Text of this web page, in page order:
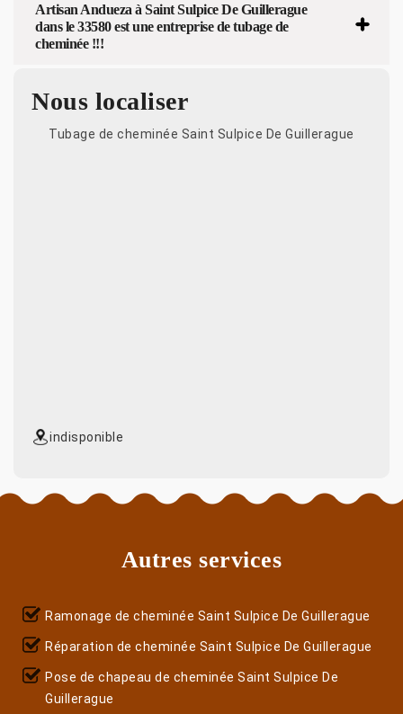
Artisan Andueza à Saint Sulpice De Guillerague
dans le 33580 est une entreprise de tubage de
cheminée !!!
Nous localiser
Tubage de cheminée Saint Sulpice De Guillerague
indisponible
Autres services
Ramonage de cheminée Saint Sulpice De Guillerague
Réparation de cheminée Saint Sulpice De Guillerague
Pose de chapeau de cheminée Saint Sulpice De
Guillerague